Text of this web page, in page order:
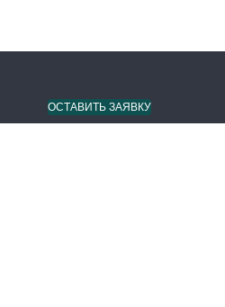
ОСТАВИТЬ ЗАЯВКУ